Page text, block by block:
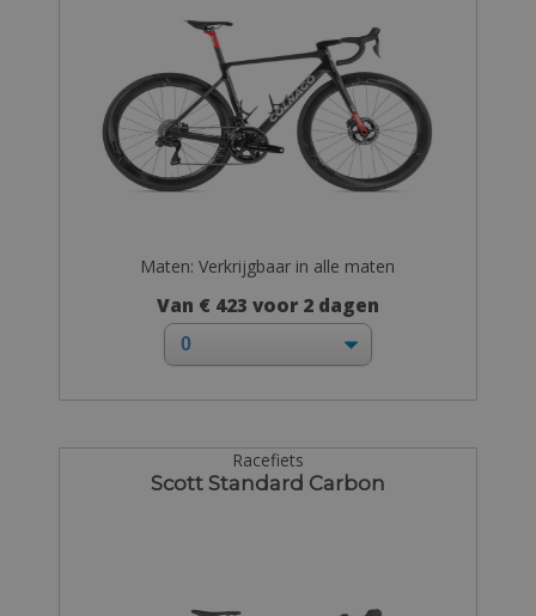
Maten: Verkrijgbaar in alle maten
Van € 423 voor 2 dagen
Racefiets
Scott Standard Carbon